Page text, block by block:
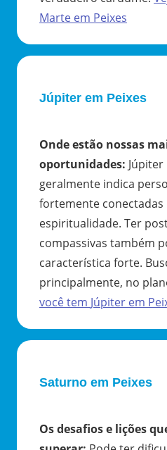
Marte em Peixes
Júpiter em Peixes
Onde estão nossas
oportunidades: Júpiter
geralmente indica
fortemente conectadas
espiritualidade. Ter
compassivas também
característica forte.
principalmente, no
você tem Júpiter em
Saturno em Peixes
Os desafios e lições